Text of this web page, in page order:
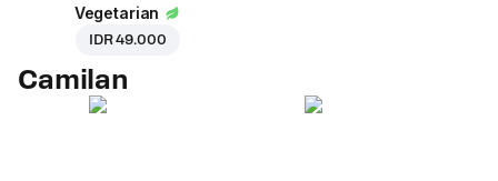
Vegetarian
IDR 49.000
Camilan